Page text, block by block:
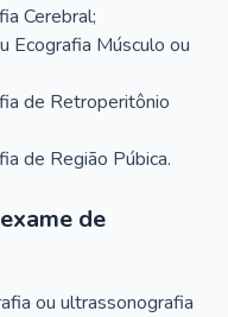
Cerebral;
Ecografia Músculo ou
de Retroperitônio
de Região Púbica.
de
ou ultrassonografia